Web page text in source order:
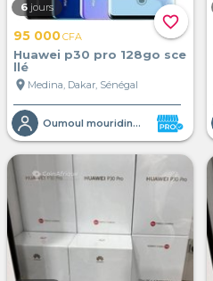
favorite_border
6 jours
95 000CFA
Huawei p30 pro 128go sce
llé
location_on Medina, Dakar, Sénégal
Oumoul mouridina electronique